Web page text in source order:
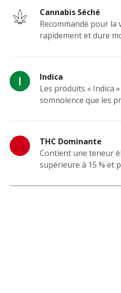
Cannabis Séché
Recommandé pour
rapidement et dure
Indica
Les produits « Indica
somnolence que les
THC Dominante
Contient une teneur
supérieure à 15 % et